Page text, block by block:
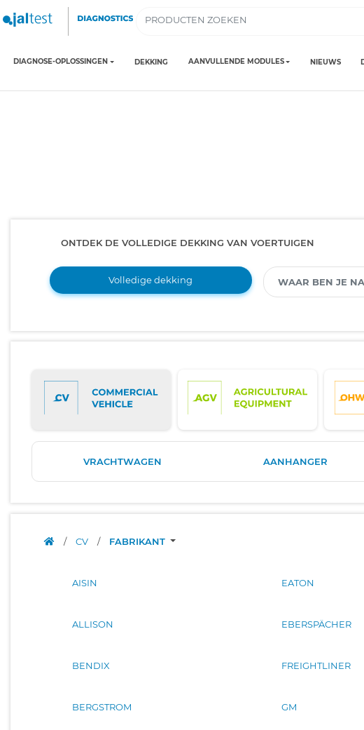
DIAGNOSE-OPLOSSINGEN DEKKING AANVULLENDE MODULES NIEUWS
ONTDEK DE VOLLEDIGE DEKKING VAN VOERTUIGEN
Volledige dekking
VRACHTWAGEN AANHANGER
/ CV / FABRIKANT
AISIN
ALLISON
BENDIX
BERGSTROM
EATON
EBERSPÄCHER
FREIGHTLINER
GM